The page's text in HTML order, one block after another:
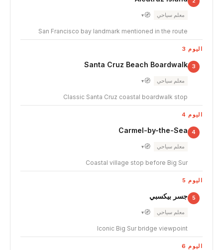
معلم سياحي 🧭
▾
San Francisco bay landmark mentioned in the route
اليوم 3
3
Santa Cruz Beach Boardwalk
معلم سياحي 🧭
▾
Classic Santa Cruz coastal boardwalk stop
اليوم 4
4
Carmel-by-the-Sea
معلم سياحي 🧭
▾
Coastal village stop before Big Sur
اليوم 5
5 جسر بيكسبي
معلم سياحي 🧭
▾
Iconic Big Sur bridge viewpoint
اليوم 6